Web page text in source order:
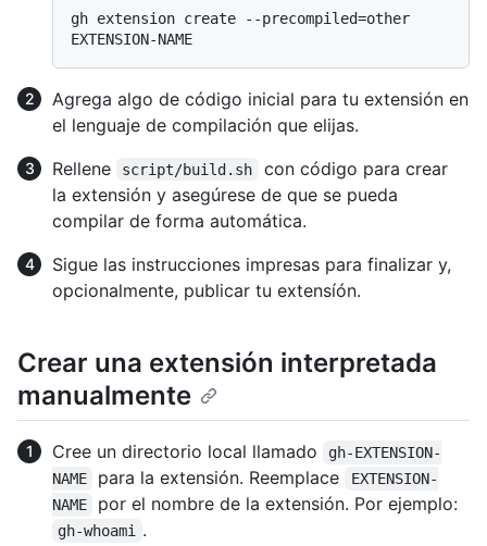
gh extension create --precompiled=other
Agrega algo de código inicial para tu extensión en
el lenguaje de compilación que elijas.
Rellene
script/build.sh
con código para crear
la extensión y asegúrese de que se pueda
compilar de forma automática.
Sigue las instrucciones impresas para finalizar y,
opcionalmente, publicar tu extensíón.
Crear una extensión interpretada
manualmente
Cree un directorio local llamado
gh-EXTENSION-
NAME
para la extensión. Reemplace
EXTENSION-
NAME
por el nombre de la extensión. Por ejemplo:
gh-whoami .